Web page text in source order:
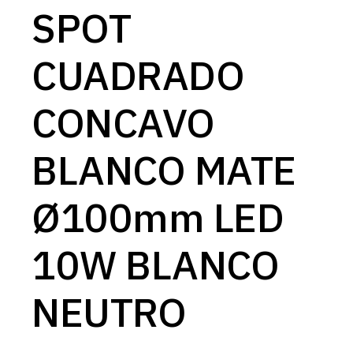
SPOT
CUADRADO
CONCAVO
BLANCO MATE
Ø100mm LED
10W BLANCO
NEUTRO